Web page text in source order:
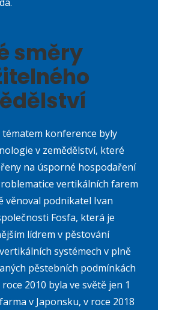
směry
konference byly
v zemědělství, které
na úsporné hospodaření
vertikálních farem
věnoval podnikatel Ivan
Fosfa, která je
lídrem v pěstování
systémech v plně
pěstebních podmínkách
roce 2010 byla ve světě jen 1
v Japonsku, v roce 2018